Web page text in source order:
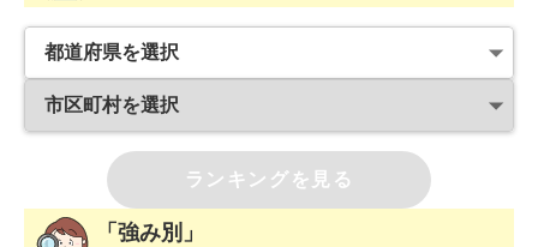
ランキングを見る
「強み別」